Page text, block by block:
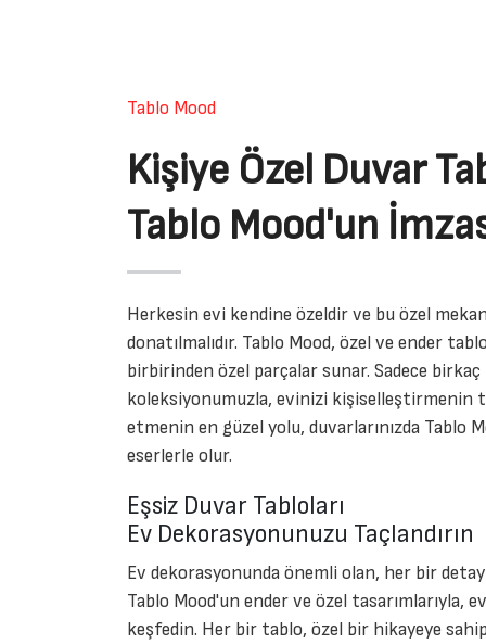
Tablo Mood
Kişiye Özel Duvar
Tablo Mood'un
Herkesin evi kendine özeldir ve bu özel
donatılmalıdır. Tablo Mood, özel ve ender
birbirinden özel parçalar sunar. Sadece
koleksiyonumuzla, evinizi kişiselleştirmenin
etmenin en güzel yolu, duvarlarınızda Tablo
eserlerle olur.
Eşsiz Duvar Tabloları
Ev Dekorasyonunuzu Taçlandırın
Ev dekorasyonunda önemli olan, her bir
Tablo Mood'un ender ve özel tasarımlarıyla,
keşfedin. Her bir tablo, özel bir hikayeye